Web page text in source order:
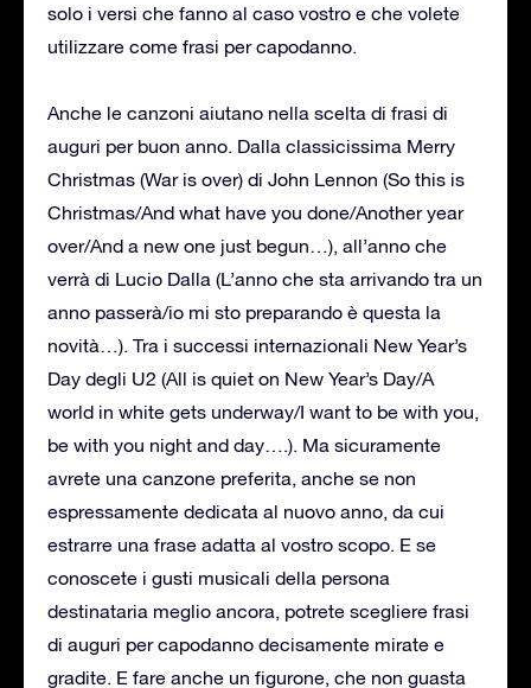
solo i versi che fanno al caso vostro e che volete
utilizzare come frasi per capodanno.
Anche le canzoni aiutano nella scelta di frasi di
auguri per buon anno. Dalla classicissima Merry
Christmas (War is over) di John Lennon (So this is
Christmas/And what have you done/Another year
over/And a new one just begun…), all’anno che
verrà di Lucio Dalla (L’anno che sta arrivando tra un
anno passerà/io mi sto preparando è questa la
novità…). Tra i successi internazionali New Year’s
Day degli U2 (All is quiet on New Year’s Day/A
world in white gets underway/I want to be with you,
be with you night and day….). Ma sicuramente
avrete una canzone preferita, anche se non
espressamente dedicata al nuovo anno, da cui
estrarre una frase adatta al vostro scopo. E se
conoscete i gusti musicali della persona
destinataria meglio ancora, potrete scegliere frasi
di auguri per capodanno decisamente mirate e
gradite. E fare anche un figurone, che non guasta